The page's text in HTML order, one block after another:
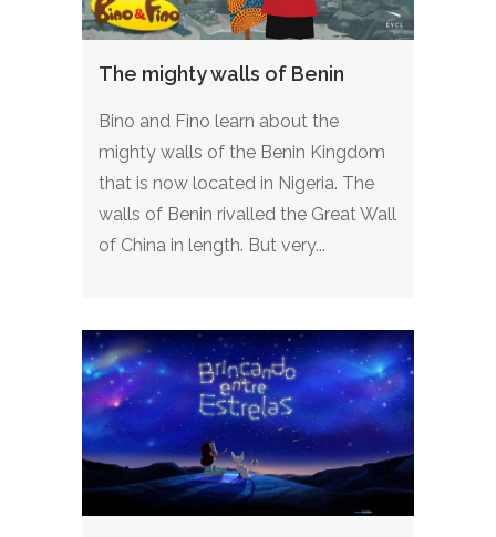
The mighty walls of Benin
Bino and Fino learn about the
mighty walls of the Benin Kingdom
that is now located in Nigeria. The
walls of Benin rivalled the Great Wall
of China in length. But very...